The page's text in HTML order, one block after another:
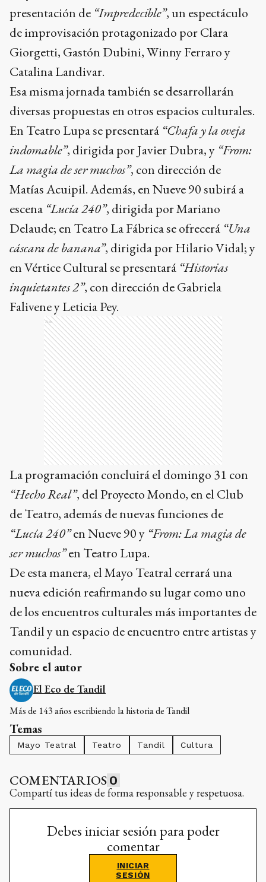
presentación de “Impredecible”, un espectáculo
de improvisación protagonizado por Clara
Giorgetti, Gastón Dubini, Winny Ferraro y
Catalina Landivar.
Esa misma jornada también se desarrollarán
diversas propuestas en otros espacios culturales.
En Teatro Lupa se presentará “Chafa y la oveja
indomable”, dirigida por Javier Dubra, y “From:
La magia de ser muchos”, con dirección de
Matías Acuipil. Además, en Nueve 90 subirá a
escena “Lucía 240”, dirigida por Mariano
Delaude; en Teatro La Fábrica se ofrecerá “Una
cáscara de banana”, dirigida por Hilario Vidal; y
en Vértice Cultural se presentará “Historias
inquietantes 2”, con dirección de Gabriela
Falivene y Leticia Pey.
Ads
La programación concluirá el domingo 31 con
“Hecho Real”, del Proyecto Mondo, en el Club
de Teatro, además de nuevas funciones de
“Lucía 240”en Nueve 90 y “From: La magia de
ser muchos”en Teatro Lupa.
De esta manera, el Mayo Teatral cerrará una
nueva edición reafirmando su lugar como uno
de los encuentros culturales más importantes de
Tandil y un espacio de encuentro entre artistas y
comunidad.
Sobre el autor
El Eco de Tandil
Más de 143 años escribiendo la historia de Tandil
Temas
Mayo Teatral Teatro Tandil Cultura
COMENTARIOS 0
Compartí tus ideas de forma responsable y respetuosa.
Debes iniciar sesión para poder
comentar
INICIAR
SESIÓN